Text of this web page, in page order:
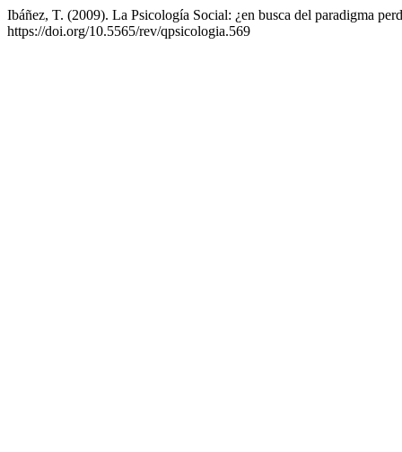
Ibáñez, T. (2009). La Psicología Social: ¿en busca del paradigma
https://doi.org/10.5565/rev/qpsicologia.569